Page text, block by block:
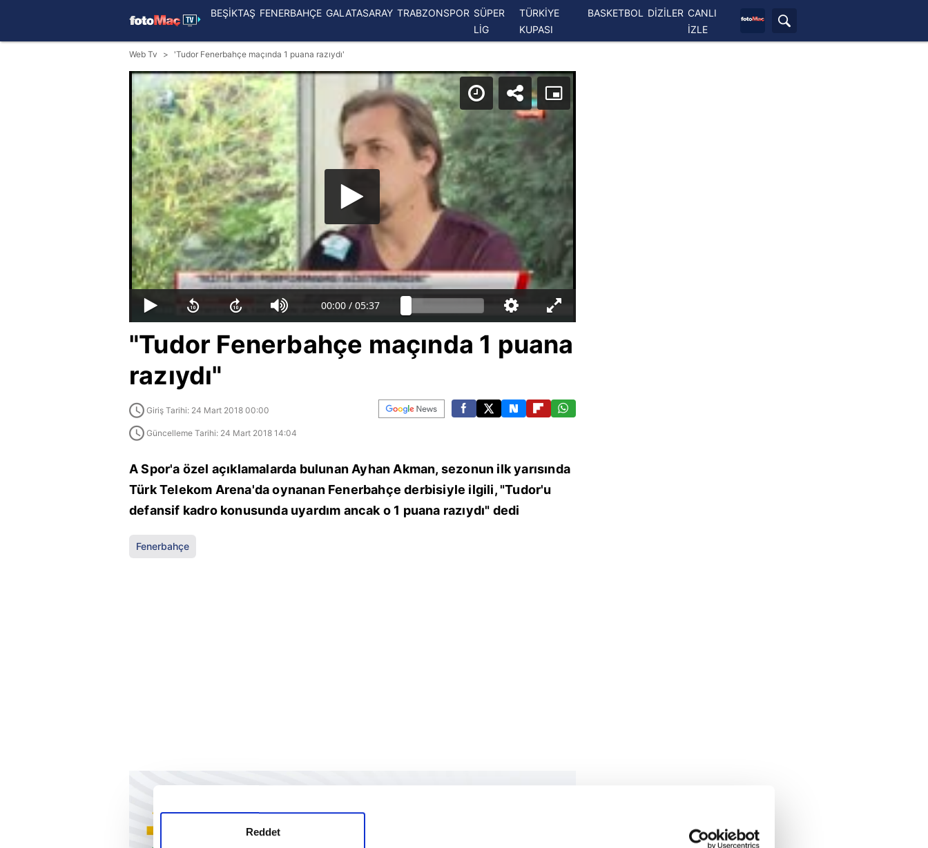
Reddet
BEŞİKTAŞ FENERBAHÇE GALATASARAY TRABZONSPOR SÜPER
LİG
TÜRKİYE
KUPASI
BASKETBOL DİZİLER CANLI
İZLE
Web Tv 'Tudor Fenerbahçe maçında 1 puana razıydı'
00:00 / 05:37
"Tudor Fenerbahçe maçında 1 puana
razıydı"
Giriş Tarihi: 24 Mart 2018 00:00
Güncelleme Tarihi: 24 Mart 2018 14:04
A Spor'a özel açıklamalarda bulunan Ayhan Akman, sezonun ilk yarısında
Türk Telekom Arena'da oynanan Fenerbahçe derbisiyle ilgili, "Tudor'u
defansif kadro konusunda uyardım ancak o 1 puana razıydı" dedi
Fenerbahçe